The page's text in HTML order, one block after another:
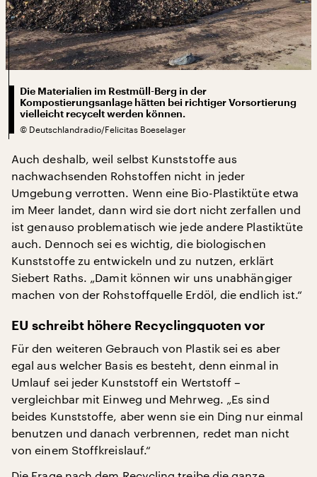
Die Materialien im Restmüll-Berg in der
Kompostierungsanlage hätten bei richtiger Vorsortierung
vielleicht recycelt werden können.
© Deutschlandradio/Felicitas Boeselager
Auch deshalb, weil selbst Kunststoffe aus
nachwachsenden Rohstoffen nicht in jeder
Umgebung verrotten. Wenn eine Bio-Plastiktüte etwa
im Meer landet, dann wird sie dort nicht zerfallen und
ist genauso problematisch wie jede andere Plastiktüte
auch. Dennoch sei es wichtig, die biologischen
Kunststoffe zu entwickeln und zu nutzen, erklärt
Siebert Raths. „Damit können wir uns unabhängiger
machen von der Rohstoffquelle Erdöl, die endlich ist.“
EU schreibt höhere Recyclingquoten vor
Für den weiteren Gebrauch von Plastik sei es aber
egal aus welcher Basis es besteht, denn einmal in
Umlauf sei jeder Kunststoff ein Wertstoff –
vergleichbar mit Einweg und Mehrweg. „Es sind
beides Kunststoffe, aber wenn sie ein Ding nur einmal
benutzen und danach verbrennen, redet man nicht
von einem Stoffkreislauf.“